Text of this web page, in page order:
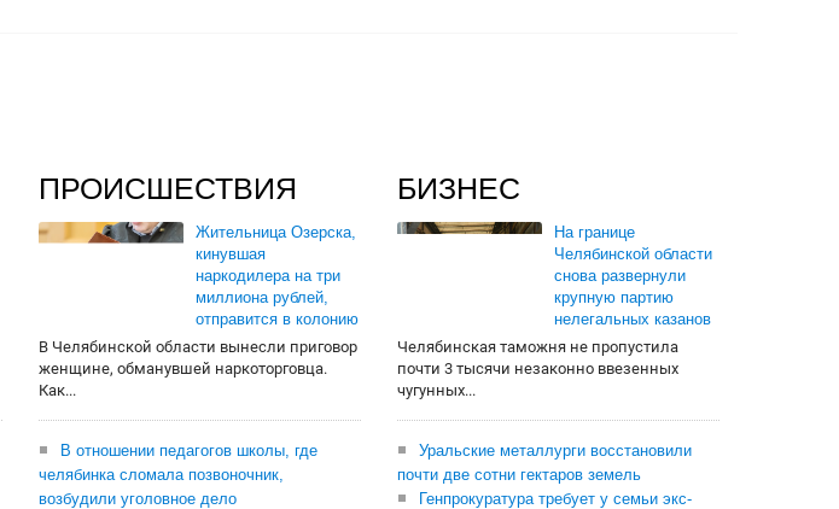
ПРОИСШЕСТВИЯ
Жительница Озерска,
кинувшая
наркодилера на три
миллиона рублей,
отправится в колонию
В Челябинской области вынесли приговор
женщине, обманувшей наркоторговца.
Как...
В отношении педагогов школы, где
челябинка сломала позвоночник,
возбудили уголовное дело
БИЗНЕС
На границе
Челябинской области
снова развернули
крупную партию
нелегальных казанов
Челябинская таможня не пропустила
почти 3 тысячи незаконно ввезенных
чугунных...
Уральские металлурги восстановили
почти две сотни гектаров земель
Генпрокуратура требует у семьи экс-